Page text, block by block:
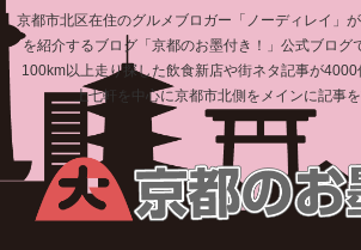
京都市北区在住のグルメブロガー「ノーディレイ」
を紹介するブログ「京都のお墨付き！」公式ブログ
100km以上走り探した飲食新店や街ネタ記事が4000
上七軒を中心に京都市北側をメインに記事を